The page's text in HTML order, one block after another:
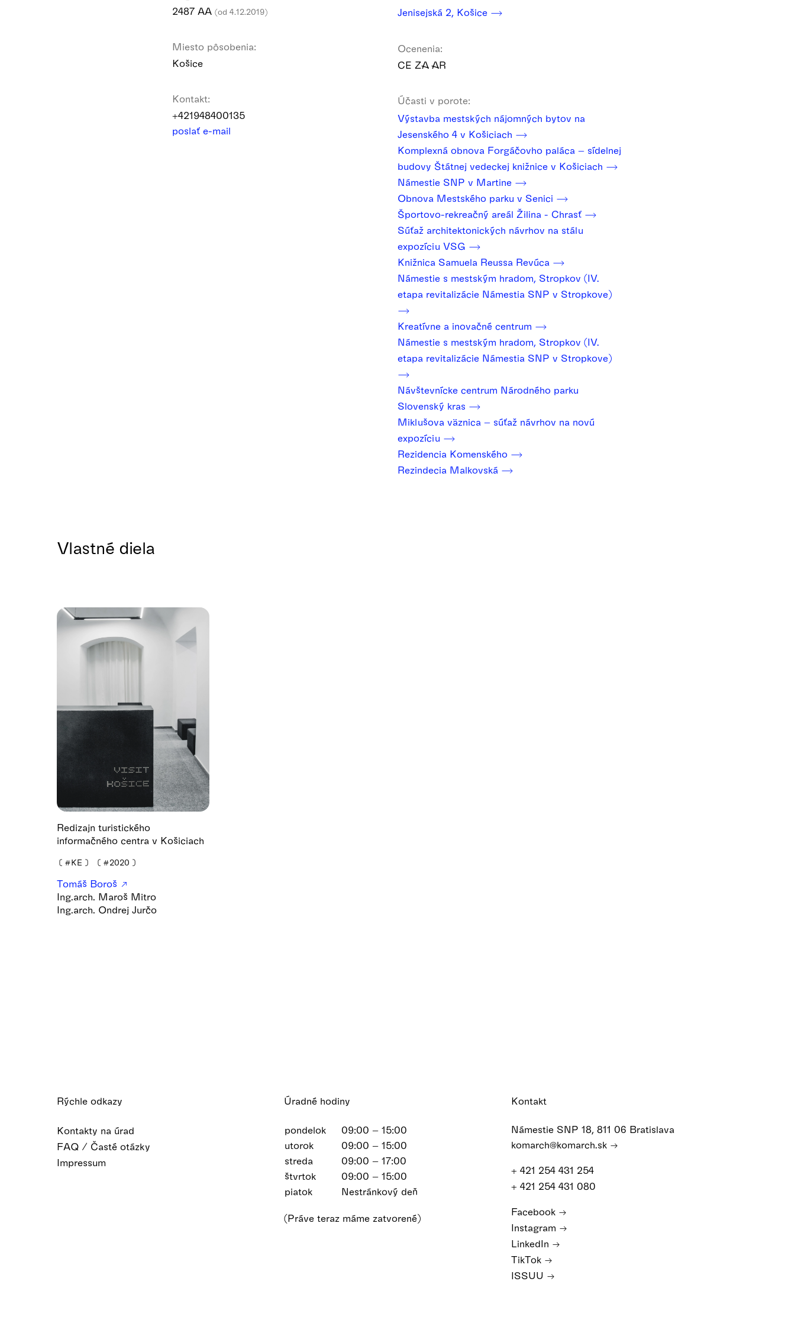
2487 AA (od 4.12.2019)
Miesto pôsobenia:
Košice
Kontakt:
+421948400135
poslať e-mail
Jenisejská 2, Košice
Ocenenia:
CE ZA AR
Účasti v porote:
Výstavba mestských nájomných bytov na
Jesenského 4 v Košiciach
Komplexná obnova Forgáčovho paláca – sídelnej
budovy Štátnej vedeckej knižnice v Košiciach
Námestie SNP v Martine
Obnova Mestského parku v Senici
Športovo-rekreačný areál Žilina - Chrasť
Súťaž architektonických návrhov na stálu
expozíciu VSG
Knižnica Samuela Reussa Revúca
Námestie s mestským hradom, Stropkov (IV.
etapa revitalizácie Námestia SNP v Stropkove)
Kreatívne a inovačné centrum
Námestie s mestským hradom, Stropkov (IV.
etapa revitalizácie Námestia SNP v Stropkove)
Návštevnícke centrum Národného parku
Slovenský kras
Miklušova väznica – súťaž návrhov na novú
expozíciu
Rezidencia Komenského
Rezindecia Malkovská
Vlastné diela
Redizajn turistického
informačného centra v Košiciach
❪ #KE ❫ ❪ #2020 ❫
Tomáš Boroš
Ing.arch. Maroš Mitro
Ing.arch. Ondrej Jurčo
Rýchle odkazy
Kontakty na úrad
FAQ / Časté otázky
Impressum
Úradné hodiny
pondelok
09:00 – 15:00
utorok
09:00 – 15:00
streda
09:00 – 17:00
štvrtok
09:00 – 15:00
piatok
Nestránkový deň
(Práve teraz máme zatvorené)
Kontakt
Námestie SNP 18, 811 06 Bratislava
komarch@komarch.sk
+ 421 254 431 254
+ 421 254 431 080
Facebook
Instagram
LinkedIn
TikTok
ISSUU